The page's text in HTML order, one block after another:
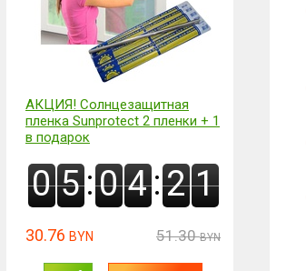
АКЦИЯ! Солнцезащитная
пленка Sunprotect 2 пленки + 1
в подарок
0 5:0 4:2 0
30.76 BYN 51.30 BYN